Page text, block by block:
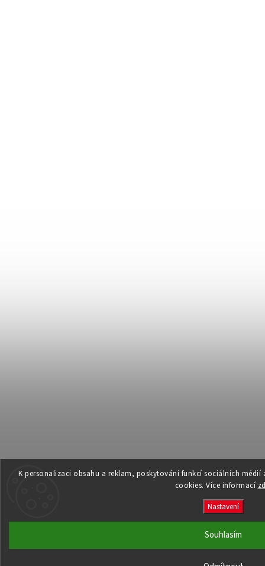
K personalizaci obsahu a reklam, poskytování funkcí sociálních
cookies. Více informací
Nastavení
Souhlasím